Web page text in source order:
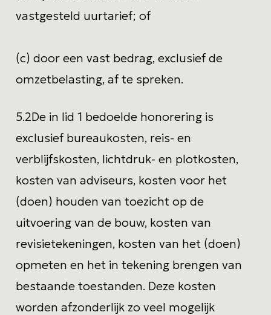
vastgesteld uurtarief; of
(c) door een vast bedrag, exclusief de
omzetbelasting, af te spreken.
5.2De in lid 1 bedoelde honorering is
exclusief bureaukosten, reis- en
verblijfskosten, lichtdruk- en plotkosten,
kosten van adviseurs, kosten voor het
(doen) houden van toezicht op de
uitvoering van de bouw, kosten van
revisietekeningen, kosten van het (doen)
opmeten en het in tekening brengen van
bestaande toestanden. Deze kosten
worden afzonderlijk zo veel mogelijk